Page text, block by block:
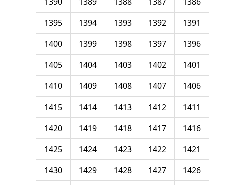
1391
1392
1393
1394
1395
1396
1397
1398
1399
1400
1401
1402
1403
1404
1405
1406
1407
1408
1409
1410
1411
1412
1413
1414
1415
1416
1417
1418
1419
1420
1421
1422
1423
1424
1425
1426
1427
1428
1429
1430